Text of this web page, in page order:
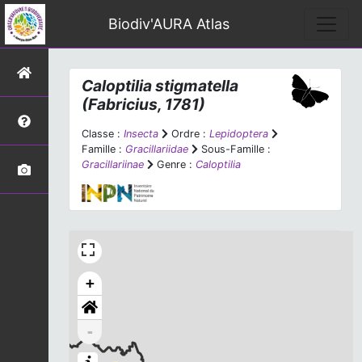
Biodiv'AURA Atlas
Caloptilia stigmatella
(Fabricius, 1781)
Classe : Insecta Ordre : Lepidoptera
Famille : Gracillariidae
Sous-Famille :
Gracillariinae
Genre : Caloptilia
+
-